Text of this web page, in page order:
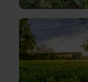
se
répandent
vite.
Les
pousses